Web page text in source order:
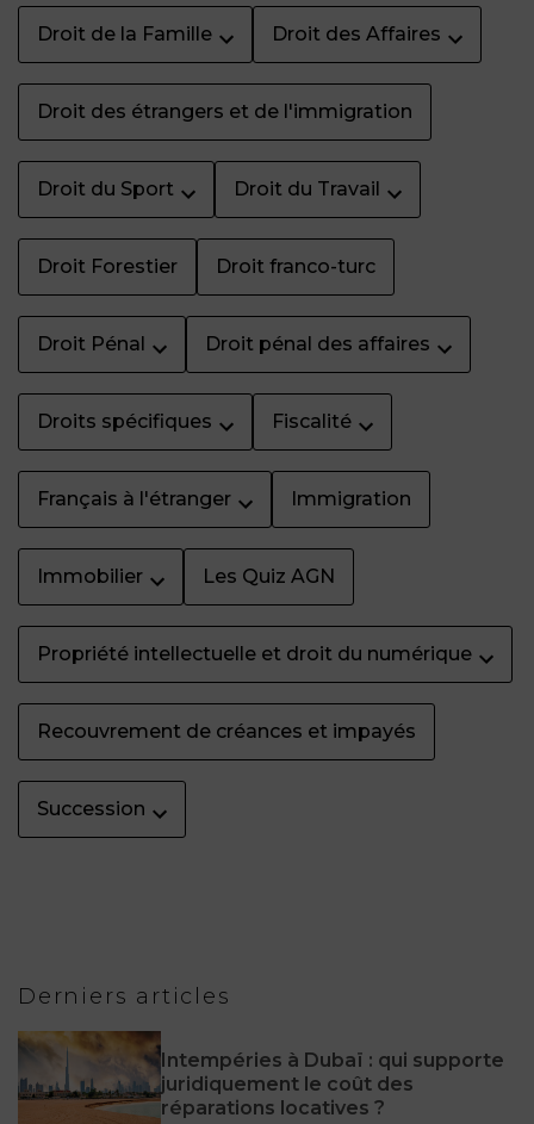
Droit de la Famille Droit des Affaires
Droit des étrangers et de l'immigration
Droit du Sport Droit du Travail
Droit Forestier Droit franco-turc
Droit Pénal Droit pénal des affaires
Droits spécifiques Fiscalité
Français à l'étranger Immigration
Immobilier Les Quiz AGN
Propriété intellectuelle et droit du numérique
Recouvrement de créances et impayés
Succession
Derniers articles
Intempéries à Dubaï : qui supporte
juridiquement le coût des
réparations locatives ?